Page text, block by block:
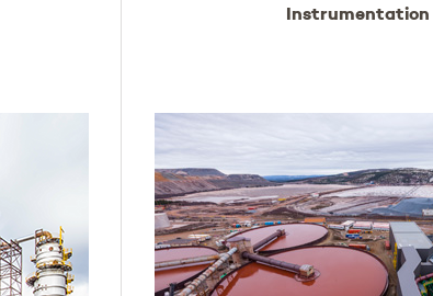
Instrumentation